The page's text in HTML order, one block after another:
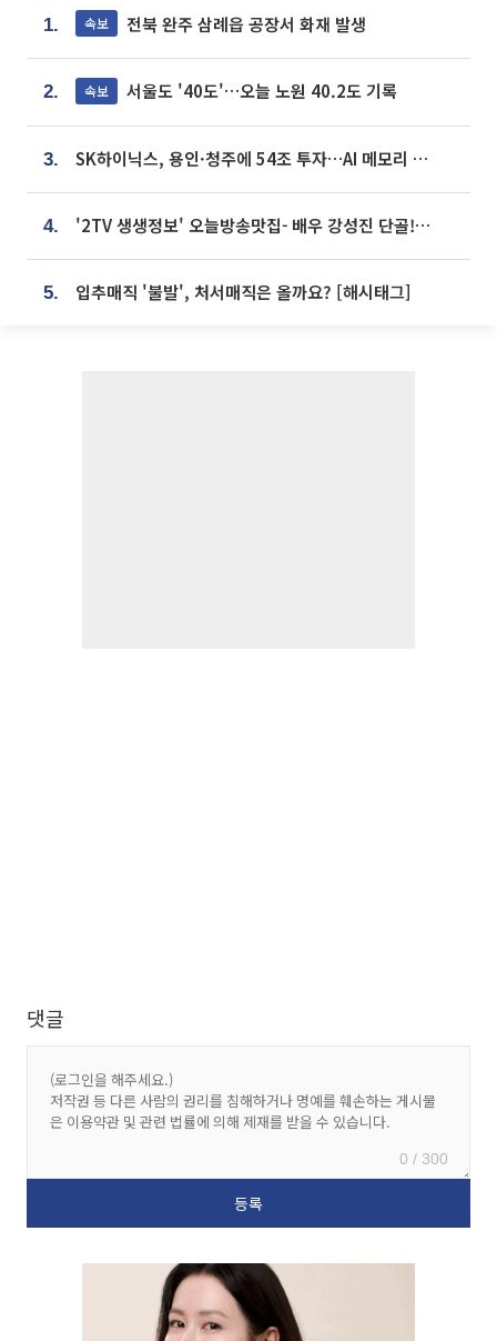
1. 속보 전북 완주 삼례읍 공장서 화재 발생
2. 속보 서울도 '40도'…오늘 노원 40.2도 기록
3. SK하이닉스, 용인·청주에 54조 투자…AI 메모리 생산기지 키운다
4. '2TV 생생정보' 오늘방송맛집- 배우 강성진 단골! 쌀국수ㆍ푸팟퐁 커리 맛집 '블○○○'
5. 입추매직 '불발', 처서매직은 올까요? [해시태그]
댓글
0 / 300